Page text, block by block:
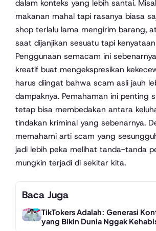
dalam konteks yang lebih santai.
makanan mahal tapi rasanya biasa
shop terlalu lama mengirim barang,
saat dijanjikan sesuatu tapi
Penggunaan semacam ini
kreatif buat mengekspresikan
harus diingat bahwa scam asli jauh
dampaknya. Pemahaman ini penting
tetap bisa membedakan antara
tindakan kriminal yang sebenarnya.
memahami arti scam yang
jadi lebih peka melihat tanda-tanda
mungkin terjadi di sekitar kita.
Baca Juga
TikTokers Adalah: Generasi
yang Bikin Dunia Nggak